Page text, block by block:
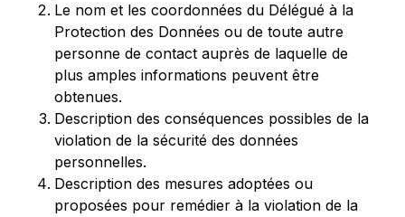
Le nom et les coordonnées du Délégué à la
Protection des Données ou de toute autre
personne de contact auprès de laquelle de
plus amples informations peuvent être
obtenues.
Description des conséquences possibles de la
violation de la sécurité des données
personnelles.
Description des mesures adoptées ou
proposées pour remédier à la violation de la